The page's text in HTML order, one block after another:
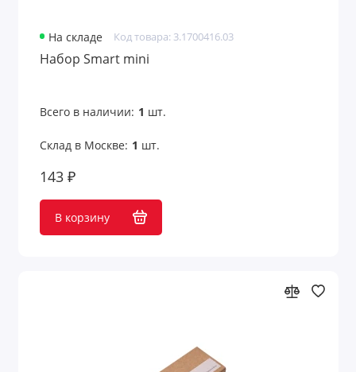
На складе Код товара: 3.1700416.03
Набор Smart mini
Всего в наличии: 1 шт.
Склад в Москве: 1 шт.
143 ₽
В корзину